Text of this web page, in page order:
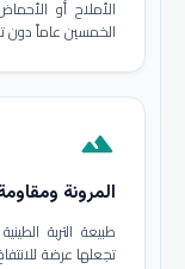
الأملاح أو
الخمسين عاماً دون
terrain
المرونة
طبيعة التربة
تجعلها عرضة